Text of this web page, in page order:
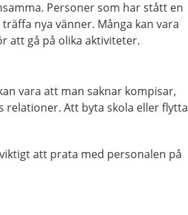
Personer som har stått en
nya vänner. Många kan vara
att gå på olika aktiviteter.
vara att man saknar kompisar,
relationer. Att byta skola eller flytta
att prata med personalen på